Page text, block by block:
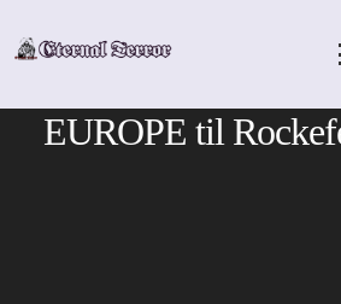
EUROPE til